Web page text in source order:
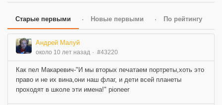
Старые первыми Новые первыми По рейтингу
Андрей Малуй
около 10 лет назад #43220
Как пел Макаревич-"И мы вторых печатаем портреты,хоть это
право и не их вина,они наш флаг, и дети всей планеты
проходят в школе эти имена!" pioneer